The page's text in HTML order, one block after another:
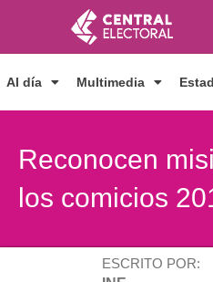
contenido
Al día Multimedia
Reconocen
los comicios
ESCRITO POR: